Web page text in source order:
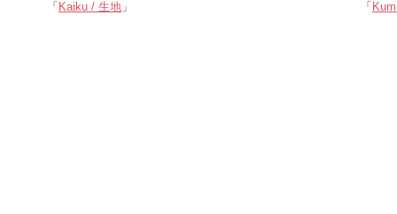
「
「 Kaiku / 生地 」